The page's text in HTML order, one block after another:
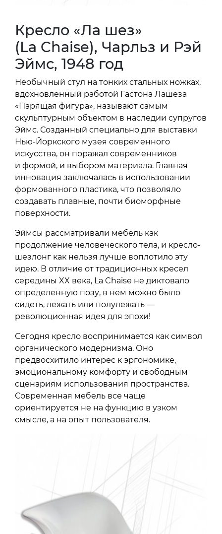
Кресло «Ла шез»
(La Chaise), Чарльз и Рэй
Эймс, 1948 год
Необычный стул на тонких стальных ножках,
вдохновленный работой Гастона Лашеза
«Парящая фигура», называют самым
скульптурным объектом в наследии супругов
Эймс. Созданный специально для выставки
Нью-Йоркского музея современного
искусства, он поражал современников
и формой, и выбором материала. Главная
инновация заключалась в использовании
формованного пластика, что позволяло
создавать плавные, почти биоморфные
поверхности.
Эймсы рассматривали мебель как
продолжение человеческого тела, и кресло-
шезлонг как нельзя лучше воплотило эту
идею. В отличие от традиционных кресел
середины XX века, La Chaise не диктовало
определенную позу, в нем можно было
сидеть, лежать или полулежать —
революционная идея для эпохи!
Сегодня кресло воспринимается как символ
органического модернизма. Оно
предвосхитило интерес к эргономике,
эмоциональному комфорту и свободным
сценариям использования пространства.
Современная мебель все чаще
ориентируется не на функцию в узком
смысле, а на опыт пользователя.